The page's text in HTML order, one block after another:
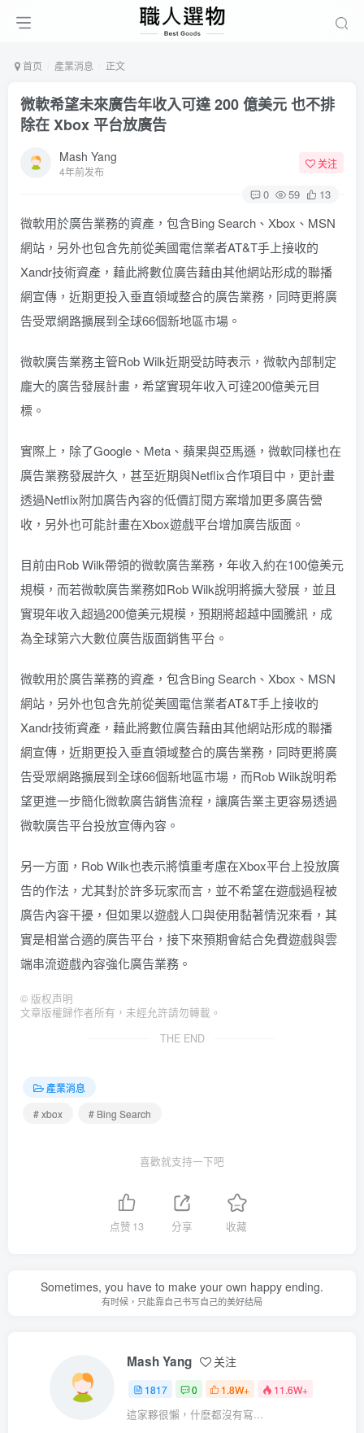
首页 產業消息 正文
微軟希望未來廣告年收入可達 200 億美元 也不排
除在 Xbox 平台放廣告
Mash Yang
4年前发布
关注
0 59 13
微軟用於廣告業務的資產，包含Bing Search、Xbox、MSN
網站，另外也包含先前從美國電信業者AT&T手上接收的
Xandr技術資產，藉此將數位廣告藉由其他網站形成的聯播
網宣傳，近期更投入垂直領域整合的廣告業務，同時更將廣
告受眾網路擴展到全球66個新地區市場。
微軟廣告業務主管Rob Wilk近期受訪時表示 ，微軟內部制定
龐大的廣告發展計畫，希望實現年收入可達200億美元目
標。
實際上，除了Google、Meta、蘋果與亞馬遜，微軟同樣也在
廣告業務發展許久，甚至近期與Netflix合作項目中，更計畫
透過Netflix附加廣告內容的低價訂閱方案增加更多廣告營
收 ，另外也可能計畫在Xbox遊戲平台增加廣告版面。
目前由Rob Wilk帶領的微軟廣告業務，年收入約在100億美元
規模，而若微軟廣告業務如Rob Wilk說明將擴大發展，並且
實現年收入超過200億美元規模，預期將超越中國騰訊，成
為全球第六大數位廣告版面銷售平台。
微軟用於廣告業務的資產，包含Bing Search、Xbox、MSN
網站，另外也包含先前從美國電信業者AT&T手上接收的
Xandr技術資產，藉此將數位廣告藉由其他網站形成的聯播
網宣傳，近期更投入垂直領域整合的廣告業務，同時更將廣
告受眾網路擴展到全球66個新地區市場，而Rob Wilk說明希
望更進一步簡化微軟廣告銷售流程，讓廣告業主更容易透過
微軟廣告平台投放宣傳內容。
另一方面，Rob Wilk也表示將慎重考慮在Xbox平台上投放廣
告的作法，尤其對於許多玩家而言，並不希望在遊戲過程被
廣告內容干擾，但如果以遊戲人口與使用黏著情況來看，其
實是相當合適的廣告平台，接下來預期會結合免費遊戲與雲
端串流遊戲內容強化廣告業務。
© 版权声明
文章版權歸作者所有，未經允許請勿轉載。
THE END
產業消息
# xbox
# Bing Search
喜歡就支持一下吧
点赞 13 分享 收藏
Sometimes, you have to make your own happy ending.
有时候，只能靠自己书写自己的美好结局
Mash Yang 关注
1817 0 1.8W+ 11.6W+
這家夥很懶，什麽都沒有寫...